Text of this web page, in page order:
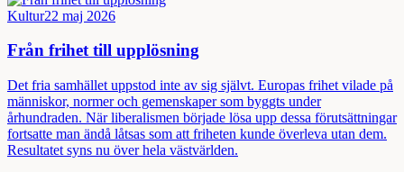
Kultur22 maj 2026
Från frihet till upplösning
Det fria samhället uppstod inte av sig självt. Europas frihet vilade på
människor, normer och gemenskaper som byggts under
århundraden. När liberalismen började lösa upp dessa förutsättningar
fortsatte man ändå låtsas som att friheten kunde överleva utan dem.
Resultatet syns nu över hela västvärlden.